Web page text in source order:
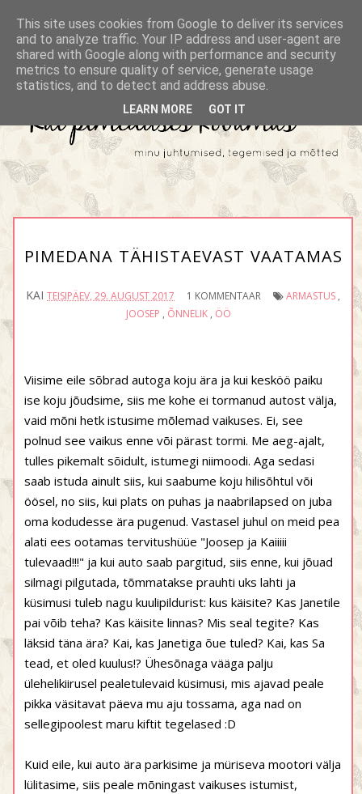
PIMEDANA TÄHISTAEVAST VAATAMAS
KAI TEISIPÄEV, 29. AUGUST 2017 1 KOMMENTAAR ARMASTUS ,
JOOSEP , ÕNNELIK, ÖÖ
Viisime eile sõbrad autoga koju ära ja kui kesköö paiku
ise koju jõudsime, siis me kohe ei tormanud autost välja,
vaid mõni hetk istusime mõlemad vaikuses. Ei, see
polnud see vaikus enne või pärast tormi. Me aeg-ajalt,
tulles pikemalt sõidult, istumegi niimoodi. Aga sedasi
saab istuda ainult siis, kui saabume koju hilisõhtul või
öösel, no siis, kui plats on puhas ja naabrilapsed on juba
oma kodudesse ära pugenud. Vastasel juhul on meid pea
alati ees ootamas tervitushüüe "Joosep ja Kaiiiii
tulevaad!!!" ja kui auto saab pargitud, siis enne, kui jõuad
silmagi pilgutada, tõmmatakse prauhti uks lahti ja
küsimusi tuleb nagu kuulipildurist: kus käisite? Kas Janetile
pai võib teha? Kas käisite linnas? Mis seal tegite? Kas
läksid täna ära? Kai, kas Janetiga õue tuled? Kai, kas Sa
tead, et oled kuulus!? Ühesõnaga vääga palju
ülehelikiirusel pealetulevaid küsimusi, mis ajavad peale
pikka väsitavat päeva mu aju tossama, aga nad on
sellegipoolest maru kiftit tegelased :D
Kuid eile, kui auto ära parkisime ja müriseva mootori välja
lülitasime, siis peale mõningast vaikuses istumist,
This site uses cookies from Google to deliver its services
and to analyze traffic. Your IP address and user-agent are
shared with Google along with performance and security
metrics to ensure quality of service, generate usage
statistics, and to detect and address abuse.
LEARN MORE GOT IT